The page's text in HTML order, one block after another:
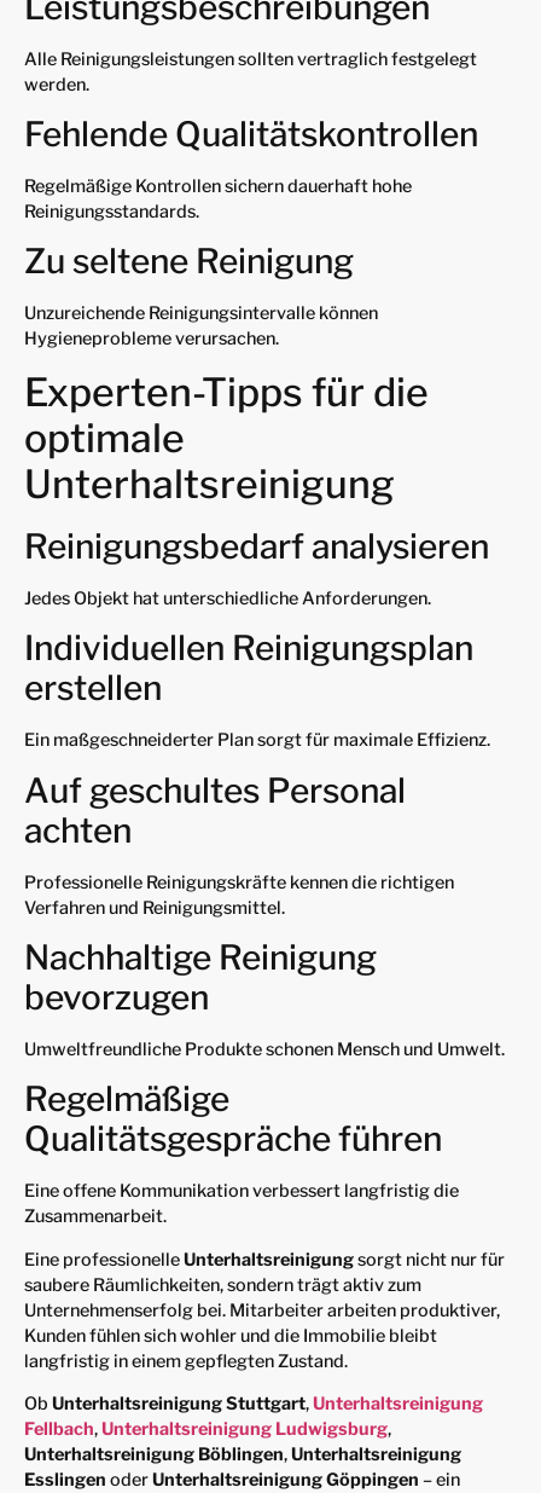
Alle Reinigungsleistungen sollten vertraglich festgelegt
werden.
Fehlende Qualitätskontrollen
Regelmäßige Kontrollen sichern dauerhaft hohe
Reinigungsstandards.
Zu seltene Reinigung
Unzureichende Reinigungsintervalle können
Hygieneprobleme verursachen.
Experten-Tipps für die
optimale
Unterhaltsreinigung
Reinigungsbedarf analysieren
Jedes Objekt hat unterschiedliche Anforderungen.
Individuellen Reinigungsplan
erstellen
Ein maßgeschneiderter Plan sorgt für maximale Effizienz.
Auf geschultes Personal
achten
Professionelle Reinigungskräfte kennen die richtigen
Verfahren und Reinigungsmittel.
Nachhaltige Reinigung
bevorzugen
Umweltfreundliche Produkte schonen Mensch und Umwelt.
Regelmäßige
Qualitätsgespräche führen
Eine offene Kommunikation verbessert langfristig die
Zusammenarbeit.
Eine professionelleUnterhaltsreinigungsorgt nicht nur für
saubere Räumlichkeiten, sondern trägt aktiv zum
Unternehmenserfolg bei. Mitarbeiter arbeiten produktiver,
Kunden fühlen sich wohler und die Immobilie bleibt
langfristig in einem gepflegten Zustand.
Ob Unterhaltsreinigung Stuttgart,Unterhaltsreinigung
Fellbach,Unterhaltsreinigung Ludwigsburg,
Unterhaltsreinigung Böblingen,Unterhaltsreinigung
Esslingen oderUnterhaltsreinigung Göppingen – ein